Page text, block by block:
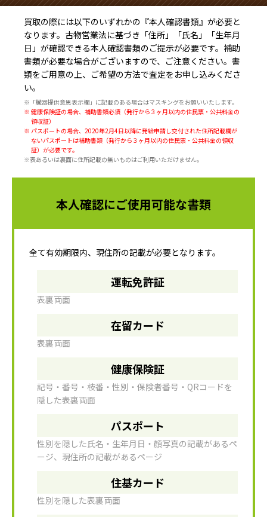
買取の際には以下のいずれかの『本人確認書類』が必要と
なります。古物営業法に基づき 「住所」「氏名」「生年月
日」が確認できる本人確認書類のご提示が必要です。補助
書類が必要な場合がございますので、ご注意ください。書
類をご用意の上、ご希望の方法で査定をお申し込みくださ
い。
※「臓器提供意思表示欄」に記載のある場合はマスキングをお願いいたします。
※ 健康保険証の場合、補助書類必須（発行から３ヶ月以内の住民票・公共料金の
領収証）
※ パスポートの場合、2020年2月4日以降に発給申請し交付された住所記載欄が
ないパスポートは補助書類（発行から３ヶ月以内の住民票・公共料金の領収
証）が必要です。
※表あるいは裏面に住所記載の無いものはご利用いただけません。
本人確認にご使用可能な書類
全て有効期限内、現住所の記載が必要となります。
運転免許証
表裏両面
在留カード
表裏両面
健康保険証
記号・番号・枝番・性別・保険者番号・QRコードを
隠した表裏両面
パスポート
性別を隠した氏名・生年月日・顔写真の記載があるペ
ージ、現住所の記載があるページ
住基カード
性別を隠した表裏両面